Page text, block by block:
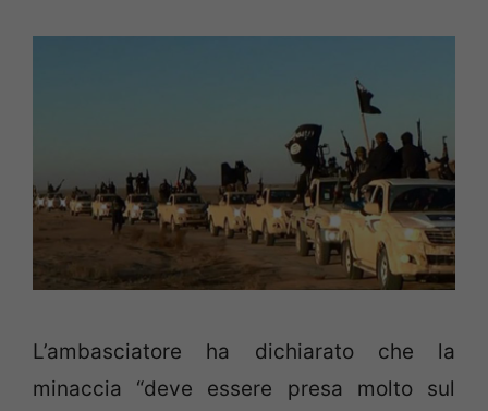
L’ambasciatore ha dichiarato che la
minaccia “deve essere presa molto sul